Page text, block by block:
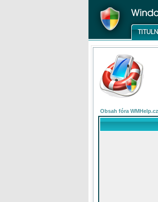
Obsah fóra WMHelp.cz